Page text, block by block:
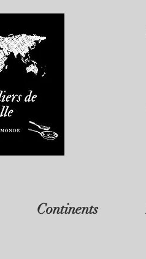
Continents